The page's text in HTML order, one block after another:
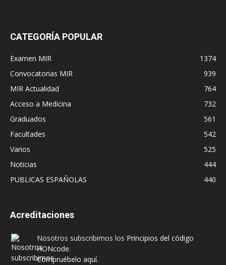
CATEGORÍA POPULAR
Examen MIR
1374
Convocatorias MIR
939
MIR Actualidad
764
Acceso a Medicina
732
Graduados
561
Facultades
542
Varios
525
Noticias
444
PUBLICAS ESPAÑOLAS
440
Acreditaciones
Nosotros subscribimos los Principios del código
HONcode.
Compruébelo aquí.